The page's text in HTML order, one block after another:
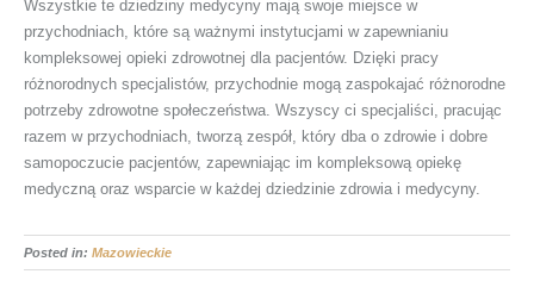
Wszystkie te dziedziny medycyny mają swoje miejsce w
przychodniach, które są ważnymi instytucjami w zapewnianiu
kompleksowej opieki zdrowotnej dla pacjentów. Dzięki pracy
różnorodnych specjalistów, przychodnie mogą zaspokajać różnorodne
potrzeby zdrowotne społeczeństwa. Wszyscy ci specjaliści, pracując
razem w przychodniach, tworzą zespół, który dba o zdrowie i dobre
samopoczucie pacjentów, zapewniając im kompleksową opiekę
medyczną oraz wsparcie w każdej dziedzinie zdrowia i medycyny.
Posted in: Mazowieckie